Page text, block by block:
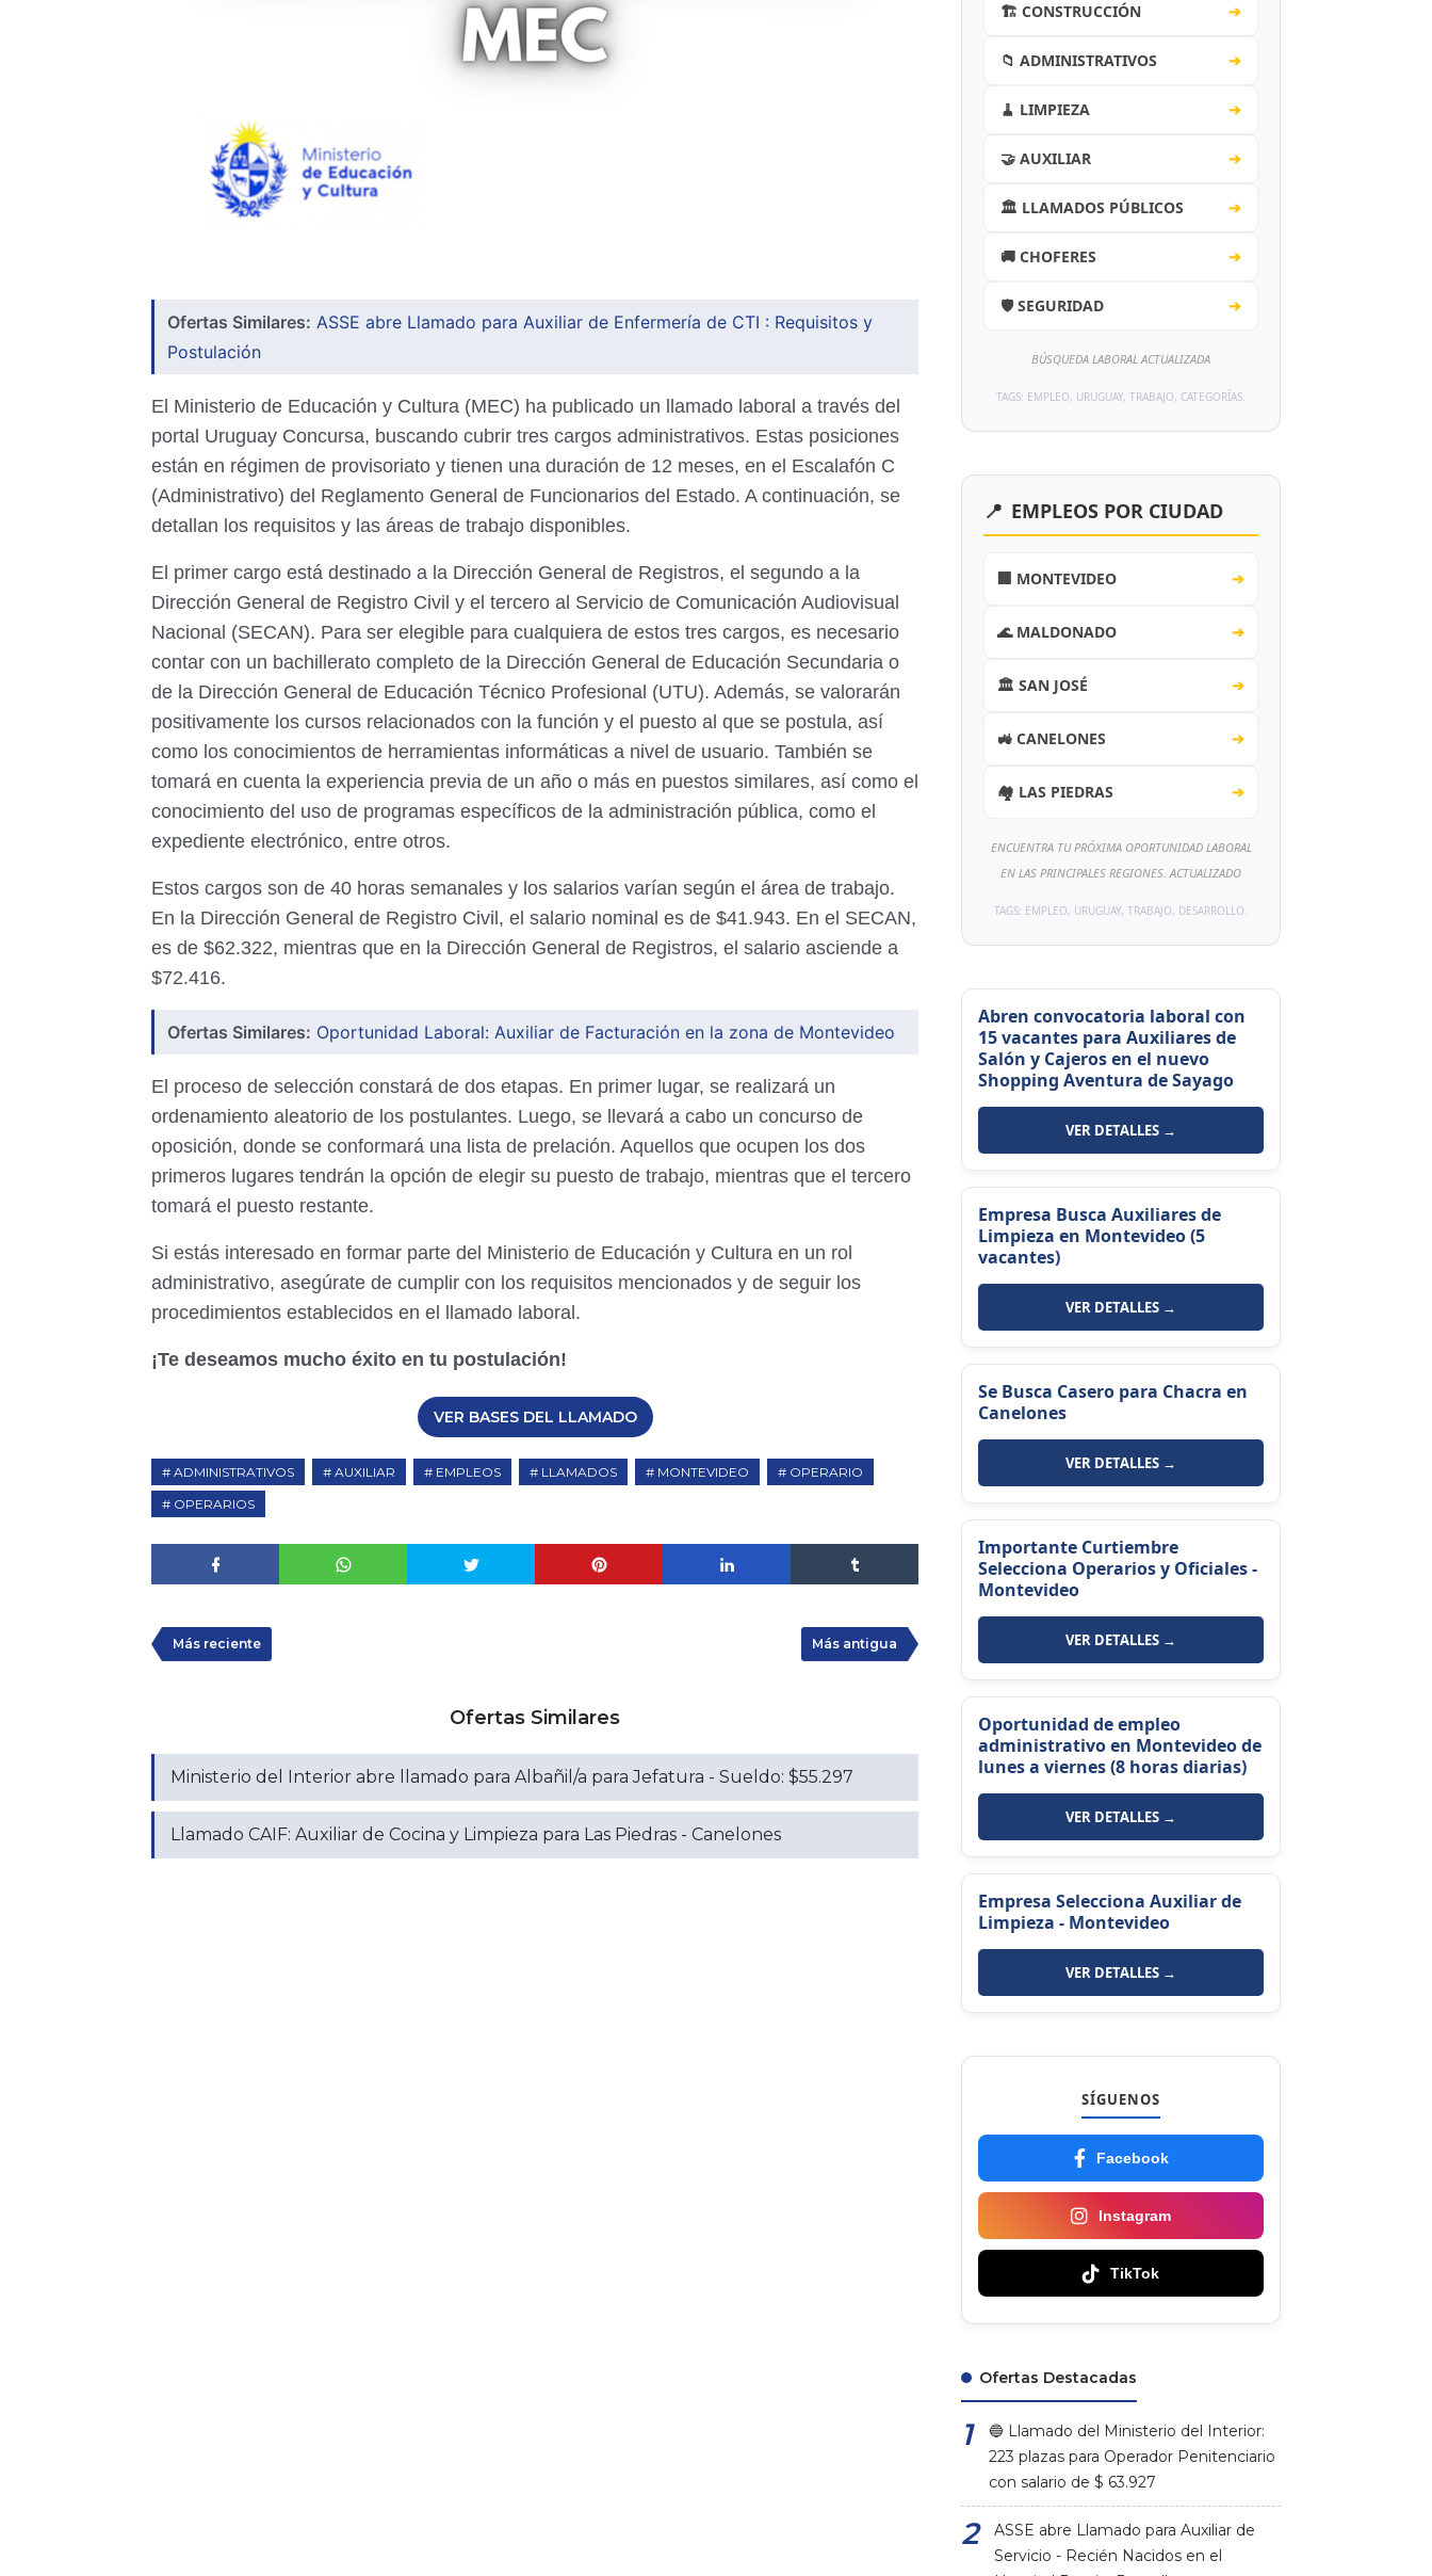
Ofertas Similares: ASSE abre Llamado para Auxiliar de Enfermería de CTI : Requisitos y
Postulación
El Ministerio de Educación y Cultura (MEC) ha publicado un llamado laboral a través del
portal Uruguay Concursa, buscando cubrir tres cargos administrativos. Estas posiciones
están en régimen de provisoriato y tienen una duración de 12 meses, en el Escalafón C
(Administrativo) del Reglamento General de Funcionarios del Estado. A continuación, se
detallan los requisitos y las áreas de trabajo disponibles.
El primer cargo está destinado a la Dirección General de Registros, el segundo a la
Dirección General de Registro Civil y el tercero al Servicio de Comunicación Audiovisual
Nacional (SECAN). Para ser elegible para cualquiera de estos tres cargos, es necesario
contar con un bachillerato completo de la Dirección General de Educación Secundaria o
de la Dirección General de Educación Técnico Profesional (UTU). Además, se valorarán
positivamente los cursos relacionados con la función y el puesto al que se postula, así
como los conocimientos de herramientas informáticas a nivel de usuario. También se
tomará en cuenta la experiencia previa de un año o más en puestos similares, así como el
conocimiento del uso de programas específicos de la administración pública, como el
expediente electrónico, entre otros.
Estos cargos son de 40 horas semanales y los salarios varían según el área de trabajo.
En la Dirección General de Registro Civil, el salario nominal es de $41.943. En el SECAN,
es de $62.322, mientras que en la Dirección General de Registros, el salario asciende a
$72.416.
Ofertas Similares: Oportunidad Laboral: Auxiliar de Facturación en la zona de Montevideo
El proceso de selección constará de dos etapas. En primer lugar, se realizará un
ordenamiento aleatorio de los postulantes. Luego, se llevará a cabo un concurso de
oposición, donde se conformará una lista de prelación. Aquellos que ocupen los dos
primeros lugares tendrán la opción de elegir su puesto de trabajo, mientras que el tercero
tomará el puesto restante.
Si estás interesado en formar parte del Ministerio de Educación y Cultura en un rol
administrativo, asegúrate de cumplir con los requisitos mencionados y de seguir los
procedimientos establecidos en el llamado laboral.
¡Te deseamos mucho éxito en tu postulación!
VER BASES DEL LLAMADO
ADMINISTRATIVOS AUXILIAR EMPLEOS LLAMADOS MONTEVIDEO
OPERARIO
OPERARIOS
Más reciente Más antigua
Ofertas Similares
Ministerio del Interior abre llamado para Albañil/a para Jefatura - Sueldo: $55.297
Llamado CAIF: Auxiliar de Cocina y Limpieza para Las Piedras - Canelones
🏗️ CONSTRUCCIÓN ➔
📁 ADMINISTRATIVOS ➔
🧹 LIMPIEZA ➔
🤝 AUXILIAR ➔
🏛️ LLAMADOS PÚBLICOS ➔
🚚 CHOFERES ➔
🛡️ SEGURIDAD ➔
BÚSQUEDA LABORAL ACTUALIZADA
TAGS: EMPLEO, URUGUAY, TRABAJO, CATEGORÍAS.
📍 EMPLEOS POR CIUDAD
🏢 MONTEVIDEO ➔
🌊 MALDONADO ➔
🏛️ SAN JOSÉ ➔
🚜 CANELONES ➔
🏘️ LAS PIEDRAS ➔
ENCUENTRA TU PRÓXIMA OPORTUNIDAD LABORAL
EN LAS PRINCIPALES REGIONES. ACTUALIZADO
TAGS: EMPLEO, URUGUAY, TRABAJO, DESARROLLO.
Abren convocatoria laboral con
15 vacantes para Auxiliares de
Salón y Cajeros en el nuevo
Shopping Aventura de Sayago
VER DETALLES →
Empresa Busca Auxiliares de
Limpieza en Montevideo (5
vacantes)
VER DETALLES →
Se Busca Casero para Chacra en
Canelones
VER DETALLES →
Importante Curtiembre
Selecciona Operarios y Oficiales -
Montevideo
VER DETALLES →
Oportunidad de empleo
administrativo en Montevideo de
lunes a viernes (8 horas diarias)
VER DETALLES →
Empresa Selecciona Auxiliar de
Limpieza - Montevideo
VER DETALLES →
SÍGUENOS
Facebook
Instagram
TikTok
Ofertas Destacadas
🔵 Llamado del Ministerio del Interior:
223 plazas para Operador Penitenciario
con salario de $ 63.927
ASSE abre Llamado para Auxiliar de
Servicio - Recién Nacidos en el